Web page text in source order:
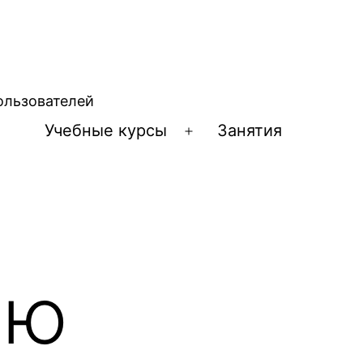
Учебные курсы
ОткрытьЗанятия